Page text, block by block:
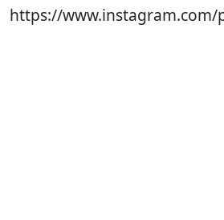
https://www.instagram.com/